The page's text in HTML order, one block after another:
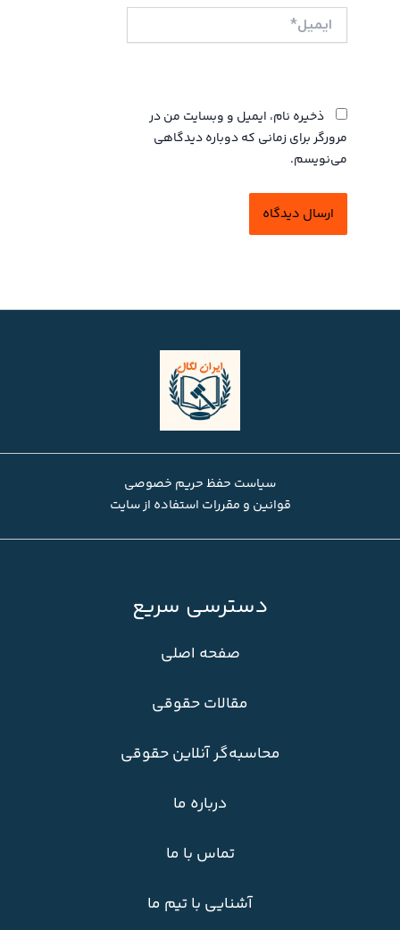
ایمیل*
ذخیره نام، ایمیل و وبسایت من در
مرورگر برای زمانی که دوباره دیدگاهی
می‌نویسم.
سیاست حفظ حریم خصوصی
قوانین و مقررات استفاده از سایت
دسترسی سریع
صفحه اصلی
مقالات حقوقی
محاسبه‌گر آنلاین حقوقی
درباره ما
تماس با ما
آشنایی با تیم ما